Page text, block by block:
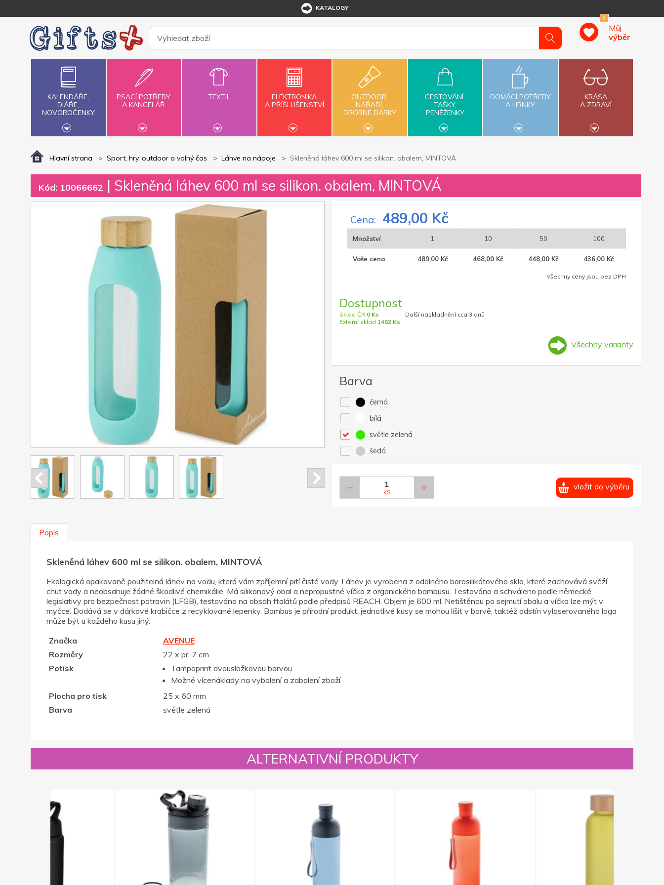
KATALOGY
0
Můj
výběr
KALENDÁŘE,
DIÁŘE,
NOVOROČENKY
PSACÍ POTŘEBY
A KANCELÁŘ
TEXTIL
ELEKTRONIKA
A PŘÍSLUŠENSTVÍ
OUTDOOR,
NÁŘADÍ,
DROBNÉ DÁRKY
CESTOVÁNÍ,
TAŠKY,
PENĚŽENKY
DOMÁCÍ POTŘEBY
A HRNKY
KRÁSA
A ZDRAVÍ
Hlavní strana Sport, hry, outdoor a volný čas Láhve na nápoje Skleněná láhev 600 ml se silikon. obalem, MINTOVÁ
Kód: 10066662 | Skleněná láhev 600 ml se silikon. obalem, MINTOVÁ
Cena: 489,00 Kč
Množství 1 10 50 100
Vaše cena 489,00 Kč 468,00 Kč 448,00 Kč 436,00 Kč
Všechny ceny jsou bez DPH
Dostupnost
Sklad ČR 0 Ks
Externí sklad 1492 Ks
Další naskladnění cca 3 dnů
Všechny varianty
Barva
černá
bílá
světle zelená
šedá
KS
vložit do výběru
Popis
Skleněná láhev 600 ml se silikon. obalem, MINTOVÁ
Ekologická opakovaně použitelná láhev na vodu, která vám zpříjemní pití čisté vody. Láhev je vyrobena z odolného borosilikátového skla, které zachovává svěží
chuť vody a neobsahuje žádné škodlivé chemikálie. Má silikonový obal a nepropustné víčko z organického bambusu. Testováno a schváleno podle německé
legislativy pro bezpečnost potravin (LFGB), testováno na obsah ftalátů podle předpisů REACH. Objem je 600 ml. Netištěnou po sejmutí obalu a víčka lze mýt v
myčce. Dodává se v dárkové krabičce z recyklované lepenky. Bambus je přírodní produkt, jednotlivé kusy se mohou lišit v barvě, taktéž odstín vylaserovaného loga
může být u každého kusu jiný.
Značka
AVENUE
Rozměry
22 x pr. 7 cm
Potisk
Tampoprint dvousložkovou barvou
Možné vícenáklady na vybalení a zabalení zboží
Plocha pro tisk
25 x 60 mm
Barva
světle zelená
ALTERNATIVNÍ PRODUKTY